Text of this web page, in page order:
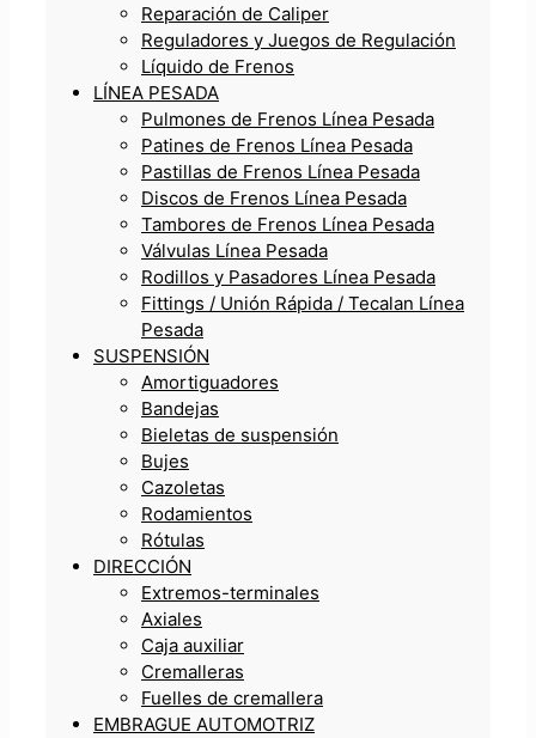
Reparación de Caliper
Reguladores y Juegos de Regulación
Líquido de Frenos
LÍNEA PESADA
Pulmones de Frenos Línea Pesada
Patines de Frenos Línea Pesada
Pastillas de Frenos Línea Pesada
Discos de Frenos Línea Pesada
Tambores de Frenos Línea Pesada
Válvulas Línea Pesada
Rodillos y Pasadores Línea Pesada
Fittings / Unión Rápida / Tecalan Línea
Pesada
SUSPENSIÓN
Amortiguadores
Bandejas
Bieletas de suspensión
Bujes
Cazoletas
Rodamientos
Rótulas
DIRECCIÓN
Extremos-terminales
Axiales
Caja auxiliar
Cremalleras
Fuelles de cremallera
EMBRAGUE AUTOMOTRIZ